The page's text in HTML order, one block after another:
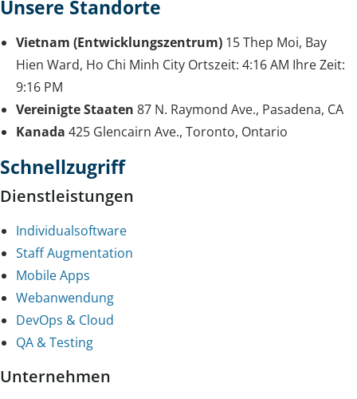
Unsere Standorte
Vietnam (Entwicklungszentrum) 15 Thep Moi, Bay
Hien Ward, Ho Chi Minh City Ortszeit: 4:16 AM Ihre Zeit:
9:16 PM
Vereinigte Staaten 87 N. Raymond Ave., Pasadena, CA
Kanada 425 Glencairn Ave., Toronto, Ontario
Schnellzugriff
Dienstleistungen
Individualsoftware
Staff Augmentation
Mobile Apps
Webanwendung
DevOps & Cloud
QA & Testing
Unternehmen